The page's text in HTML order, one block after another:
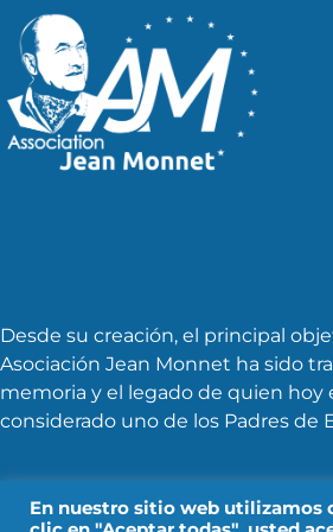
Desde su creación, el principal
Asociación Jean Monnet ha sido
memoria y el legado de quien hoy
considerado uno de los Padres de
En nuestro sitio web utilizamos